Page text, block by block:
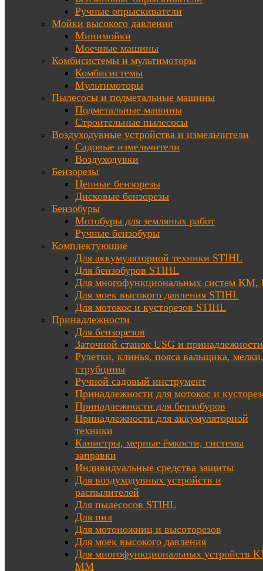
Ручные опрыскиватели
Мойки высокого давления
Минимойки
Моечные машины
Комбисистемы и мультимоторы
Комбисистемы
Мультимоторы
Пылесосы и подметальные машины
Подметальные машины
Строительные пылесосы
Воздуходувные устройства и измельчители
Садовые измельчители
Воздуходувки
Бензорезы
Цепные бензорезы
Дисковые бензорезы
Бензобуры
Мотобуры для земляных работ
Ручные бензобуры
Комплектующие
Для аккумуляторной техники STIHL
Для бензобуров STIHL
Для многофункциональных систем KM,
Для моек высокого давления STIHL
Для мотокос и кусторезов STIHL
Принадлежности
Для бензорезов
Заточной станок USG и принадлежности
Рулетки, клинья, пояса вальщика, мелки,
струбцины
Ручной садовый инструмент
Принадлежности для мотокос и
Принадлежности для бензобуров
Принадлежности для аккумуляторной
техники
Канистры, мерные ёмкости, системы
заправки
Индивидуальные средства защиты
Для воздуходувных устройств и
распылителей
Для пылесосов STIHL
Для пил
Для мотоножниц и высоторезов
Для моек высокого давления
Для многофункциональных устройств
MM